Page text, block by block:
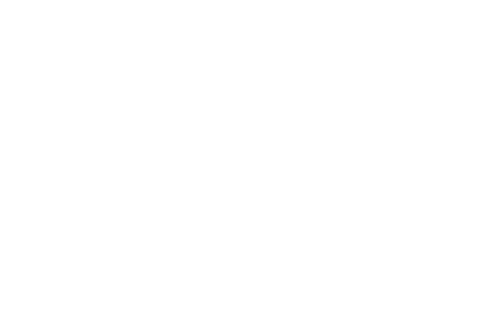
por Rafa García
Sow
se vio reflejado que podemos tirar para delante y trabajamos con
Rodri agita el mercado